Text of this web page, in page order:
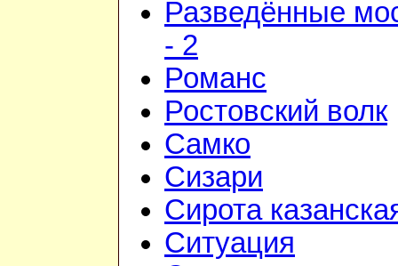
Разведённые
- 2
Романс
Ростовский волк
Самко
Сизари
Сирота
Ситуация